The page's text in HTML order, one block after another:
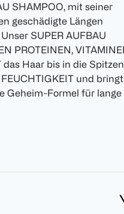
SHAMPOO, mit seiner
geschädigte Längen
SUPER AUFBAU
PROTEINEN,
das Haar bis in die
und bringt
Geheim-Formel für lange